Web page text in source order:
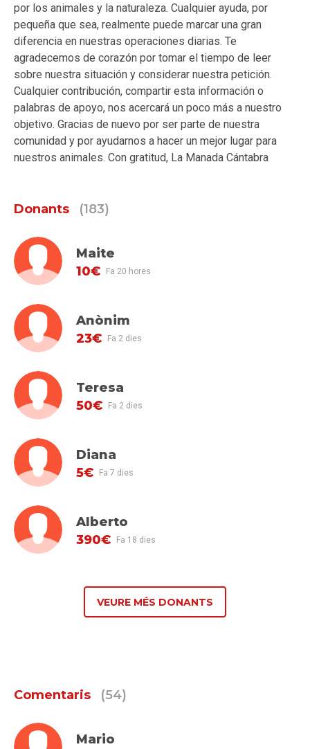
por los animales y la naturaleza. Cualquier ayuda, por
pequeña que sea, realmente puede marcar una gran
diferencia en nuestras operaciones diarias. Te
agradecemos de corazón por tomar el tiempo de leer
sobre nuestra situación y considerar nuestra petición.
Cualquier contribución, compartir esta información o
palabras de apoyo, nos acercará un poco más a nuestro
objetivo. Gracias de nuevo por ser parte de nuestra
comunidad y por ayudarnos a hacer un mejor lugar para
nuestros animales. Con gratitud, La Manada Cántabra
Donants (183)
Maite
10€
Fa 20 hores
Anònim
23€
Fa 2 dies
Teresa
50€
Fa 2 dies
Diana
5€
Fa 7 dies
Alberto
390€
Fa 18 dies
VEURE MÉS DONANTS
Comentaris (54)
Mario